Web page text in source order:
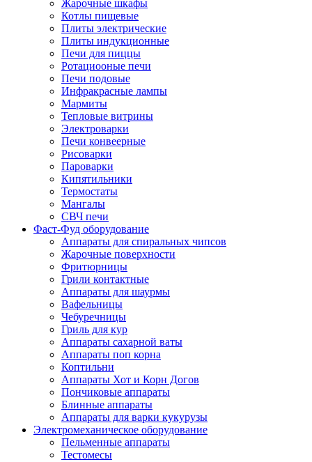
Жарочные шкафы
Котлы пищевые
Плиты электрические
Плиты индукционные
Печи для пиццы
Ротациооные печи
Печи подовые
Инфракрасные лампы
Мармиты
Тепловые витрины
Электроварки
Печи конвеерные
Рисоварки
Пароварки
Кипятильники
Термостаты
Мангалы
СВЧ печи
Фаст-Фуд оборудование
Аппараты для спиральных чипсов
Жарочные поверхности
Фритюрницы
Грили контактные
Аппараты для шаурмы
Вафельницы
Чебуречницы
Гриль для кур
Аппараты сахарной ваты
Аппараты поп корна
Коптильни
Аппараты Хот и Корн Догов
Пончиковые аппараты
Блинные аппараты
Аппараты для варки кукурузы
Электромеханическое оборудование
Пельменные аппараты
Тестомесы